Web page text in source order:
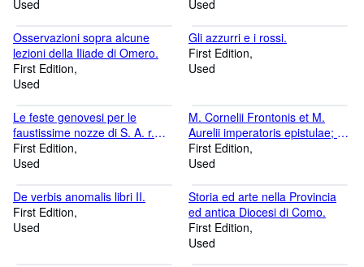
Used
that island, with short sketches
history.
Used
Osservazioni sopra alcune
lezioni della Iliade di Omero.
First Edition
Used
Gli azzurri e i rossi.
First Edition
Used
Le feste genovesi per le
faustissime nozze di S. A. r.
Vittorio Emanuele Duca di
Savoia con S. A. I. e R. Maria
d'Austria.
First Edition
Used
M. Cornelii Frontonis et M.
Aurelii imperatoris epistulae; L.
Veri et Antonini Pii et Appiani
epistularum reliquiae.
First Edition
Used
De verbis anomalis libri II.
First Edition
Used
Storia ed arte nella Provincia
ed antica Diocesi di Como.
First Edition
Used